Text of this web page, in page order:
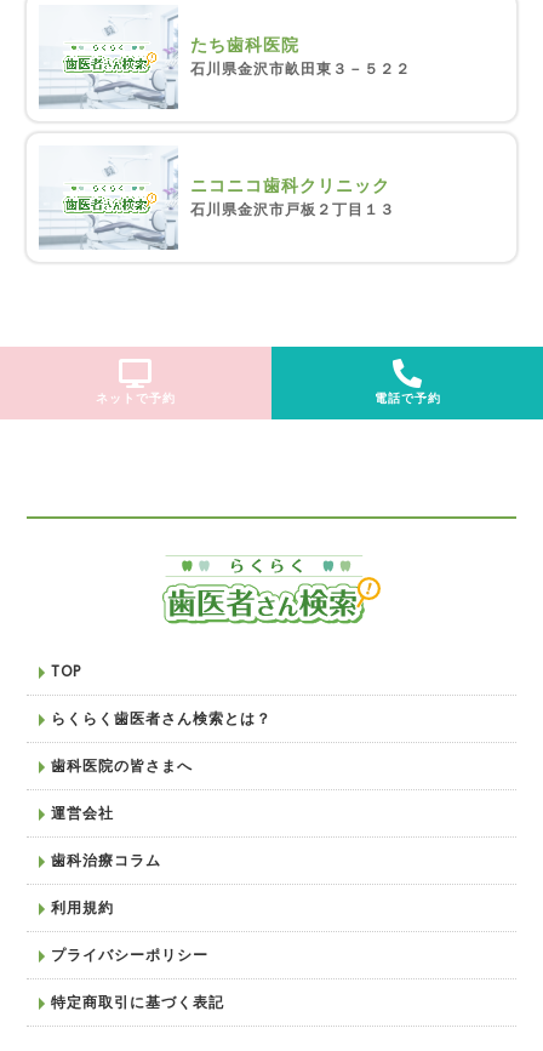
たち歯科医院
石川県金沢市畝田東３－５２２
ニコニコ歯科クリニック
石川県金沢市戸板２丁目１３
ネットで予約 電話で予約
TOP
らくらく歯医者さん検索とは？
歯科医院の皆さまへ
運営会社
歯科治療コラム
利用規約
プライバシーポリシー
特定商取引に基づく表記